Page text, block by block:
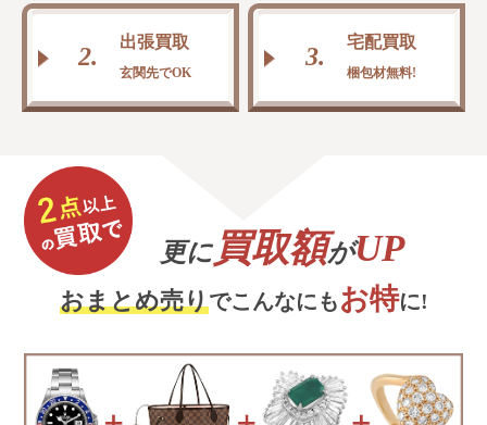
2.
出張買取
玄関先でOK
3.
宅配買取
梱包材無料!
更に買取額がUP
おまとめ売りでこんなにもお特に!